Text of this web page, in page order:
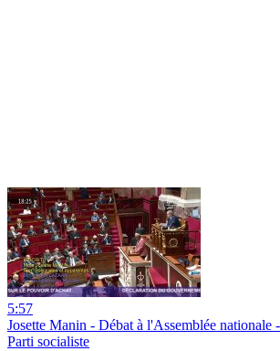
5:57
Josette Manin - Débat à l'Assemblée nationale
Parti socialiste